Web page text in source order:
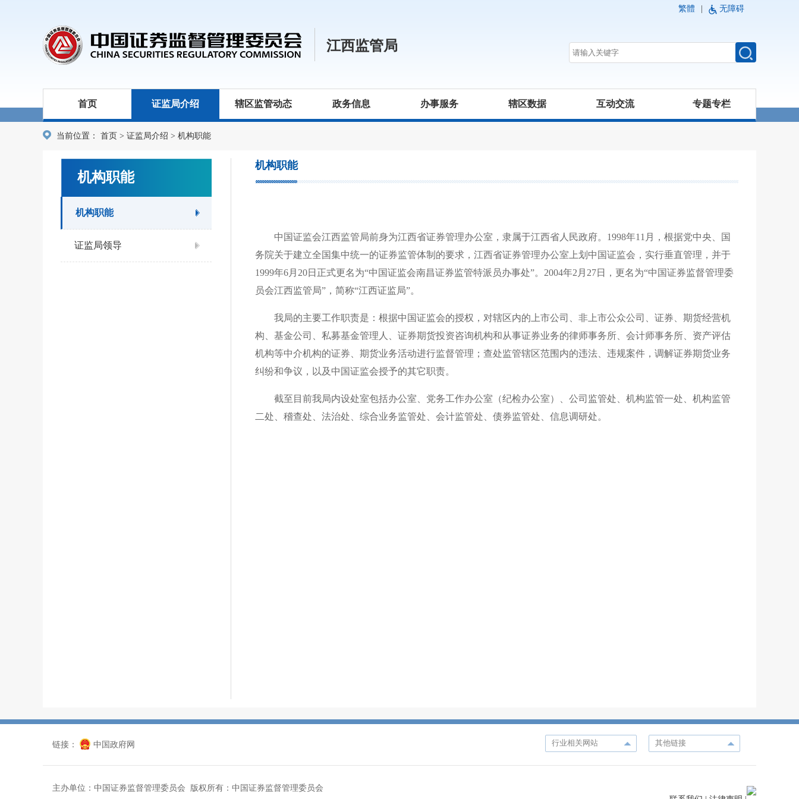
繁體 无障碍
江西监管局
首页 证监局介绍 辖区监管动态 政务信息 办事服务 辖区数据 互动交流 专题专栏
当前位置： 首页 > 证监局介绍 > 机构职能
机构职能
机构职能
证监局领导
机构职能
中国证监会江西监管局前身为江西省证券管理办公室，隶属于江西省人民政府。 1998年11 月，根据党中央、国
务院关于建立全国集中统一的证券监管体制的要求，江西省证券管理办公室上划中国证监会，实行垂直管理，并于
1999年6月 20日正式更名为“中国证监会南昌证券监管特派员办事处”。 2004年2 月 27日，更名为“中国证券监督管理委
员会江西监管局”，简称“江西证监局”。
我局的主要工作职责是：根据中国证监会的授权，对辖区内的上市公司、非上市公众公司、证券、期货经营机
构、基金公司、私募基金管理人、证券期货投资咨询机构和从事证券业务的律师事务所、会计师事务所、资产评估
机构等中介机构的证券、期货业务活动进行监督管理；查处监管辖区范围内的违法、违规案件，调解证券期货业务
纠纷和争议，以及中国证监会授予的其它职责。
截至目前我局内设处室包括办公室、 党务工作办公室（纪检办公室）、公司监管处、机构监管一处、机构监管
二处、稽查处、法治处、综合业务监管处、会计监管处、债券监管处、信息调研处。
链接： 中国政府网
主办单位：中国证券监督管理委员会 版权所有：中国证券监督管理委员会